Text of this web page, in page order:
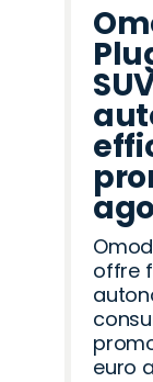
offre
euro